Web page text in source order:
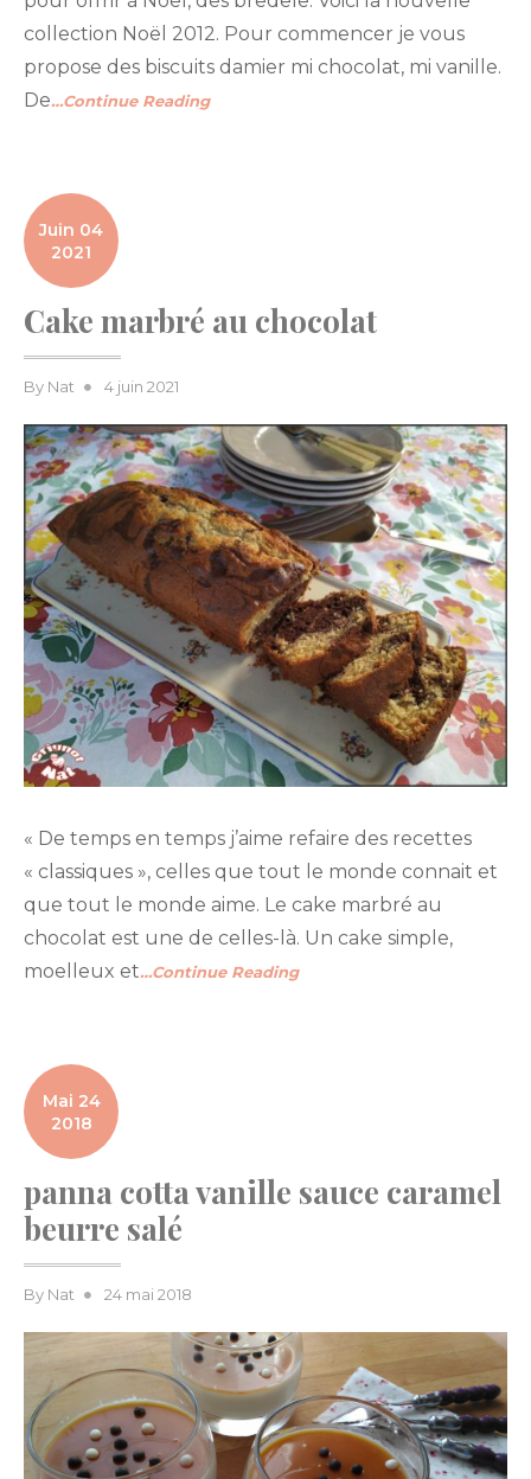
collection Noël 2012. Pour commencer je vous
propose des biscuits damier mi chocolat, mi vanille.
De…Continue Reading
Juin 04
2021
Cake marbré au chocolat
By Nat
Posted
4 juin 2021
« De temps en temps j’aime refaire des recettes
« classiques », celles que tout le monde connait et
que tout le monde aime. Le cake marbré au
chocolat est une de celles-là. Un cake simple,
moelleux et…Continue Reading
Mai 24
2018
panna cotta vanille sauce caramel
beurre salé
By Nat
Posted
24 mai 2018